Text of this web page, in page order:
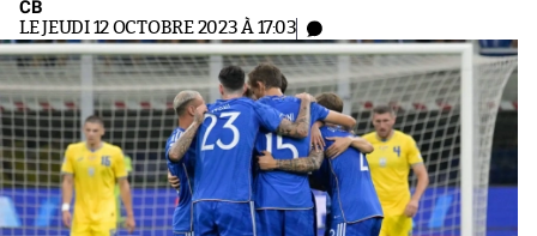
CB
LE JEUDI 12 OCTOBRE 2023 À 17:03